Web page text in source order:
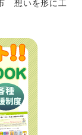
想いを形に工